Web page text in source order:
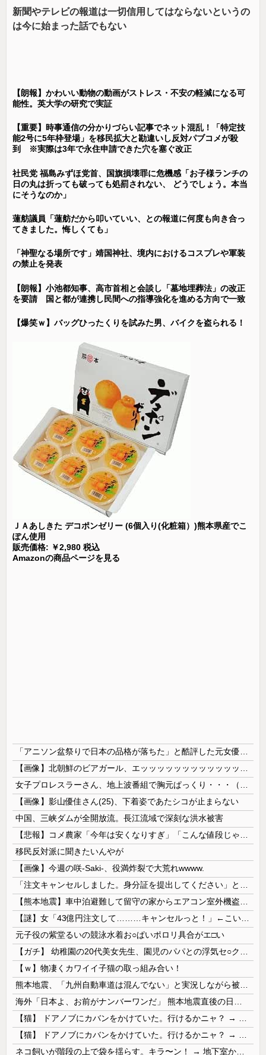
新聞やテレビの報道は一切信用してはならないというの
は今に始まった話でもない
【朗報】かわいい動物の動画がストレス・不安の軽減になる可
能性。英大学の研究で実証
【重要】時事通信の分かりづらい記事でネット混乱！「特定技
能2号に5年枠登場」を移民拡大と勘違いし反対パブコメが殺
到 ※実際は3年で永住申請できた穴を塞ぐ改正
社民党 福島みずほ党首、国旗損壊罪に危機感「お子様ランチの
日の丸は折っても破っても処罰されない、 どうでしょう。本当
にそうなのか」
蓮舫議員「蓮舫だから叩いていい、との報道に何度も向き合っ
てきました。悔しくても」
「神聖なる場所です」靖国神社、境内におけるコスプレや軍装
の禁止を発表
【朗報】小池都知事、高市首相と会談し「墓地埋葬法」の改正
を要請 国と都が連携し民間への指導強化を進める方向で一致
【爆笑ｗ】バッグひったくりを試みた男、バイクを盗られる！
ＪＡあしきた デコポンゼリー (6個入り(化粧箱）)熊本県産でこ
ぽん使用
販売価格: ￥2,980 税込
Amazonの商品ページを見る
【画像】影山優佳さん(25)、下着姿であたシコが止まらない
中国、三峡ダムが全開放流。長江流域で深刻な洪水被害
移民反対派に聞きたいんやが
【画像】今週の咲-Saki-、役満炸裂で大荒れwwww.
元子役の紫堂るいの競泳水着お○ぱいポロリ具合がエ□い
【ｗ】物凄くカワイイ子猫の取っ組み合い！